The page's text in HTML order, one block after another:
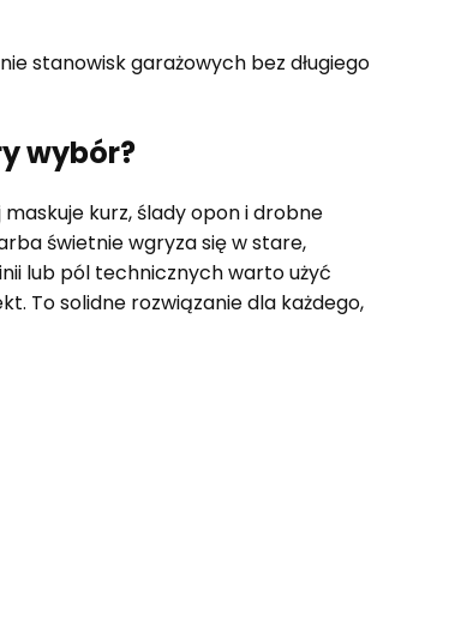
stanowisk garażowych bez długiego
wybór?
kurz, ślady opon i drobne
świetnie wgryza się w stare,
lub pól technicznych warto użyć
To solidne rozwiązanie dla każdego,